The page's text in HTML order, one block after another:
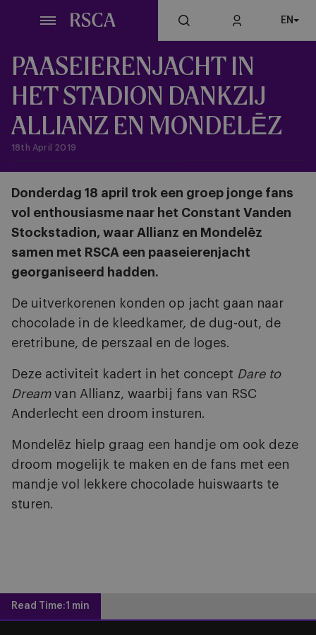
content
EN
PAASEIERENJACHT IN
HET STADION DANKZIJ
ALLIANZ EN MONDELĒZ
18th April 2019
Donderdag 18 april trok een groep jonge fans
vol enthousiasme naar het Constant Vanden
Stockstadion, waar Allianz en Mondelēz
samen met RSCA een paaseierenjacht
georganiseerd hadden.
De uitverkorenen konden op jacht gaan naar
chocolade in de kleedkamer, de dug-out, de
eretribune, de perszaal en de loges.
Deze activiteit kadert in het concept Dare to
Dreamvan Allianz, waarbij fans van RSC
Anderlecht een droom insturen.
Mondelēz hielp graag een handje om ook deze
droom mogelijk te maken en de fans met een
mandje vol lekkere chocolade huiswaarts te
sturen.
Read Time:1 min